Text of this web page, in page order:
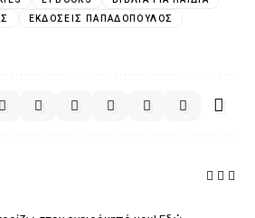
ΕΚΔΌΣΕΙΣ ΠΑΠΑΔΌΠΟΥΛΟΣ